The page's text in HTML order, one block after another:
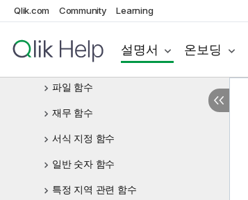
Qlik.com Community Learning
설명서 온보딩
날짜 및 시간 함수
필드 함수
파일 함수
재무 함수
서식 지정 함수
일반 숫자 함수
특정 지역 관련 함수